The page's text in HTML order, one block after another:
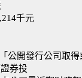
千元
公開發行公司取得
券投